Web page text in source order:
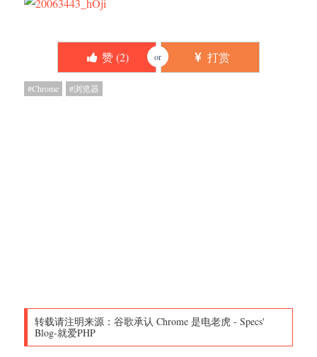
赞 (2) or 打赏
Chrome 浏览器
转载请注明来源： 谷歌承认 Chrome 是电老虎 - Specs'
Blog-就爱PHP